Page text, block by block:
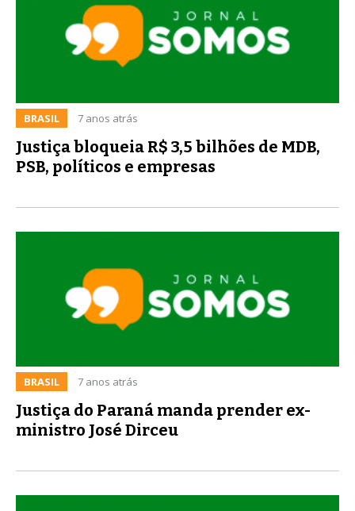
BRASIL 7 anos atrás
Justiça bloqueia R$ 3,5 bilhões de MDB,
PSB, políticos e empresas
BRASIL 7 anos atrás
Justiça do Paraná manda prender ex-
ministro José Dirceu